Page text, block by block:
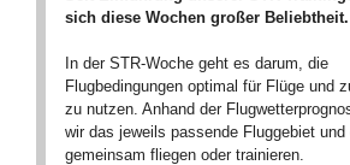
sich diese Wochen großer Beliebtheit.
In der STR-Woche geht es darum, die
Flugbedingungen optimal für Flüge und
zu nutzen. Anhand der
wir das jeweils passende Fluggebiet und
gemeinsam fliegen oder trainieren.